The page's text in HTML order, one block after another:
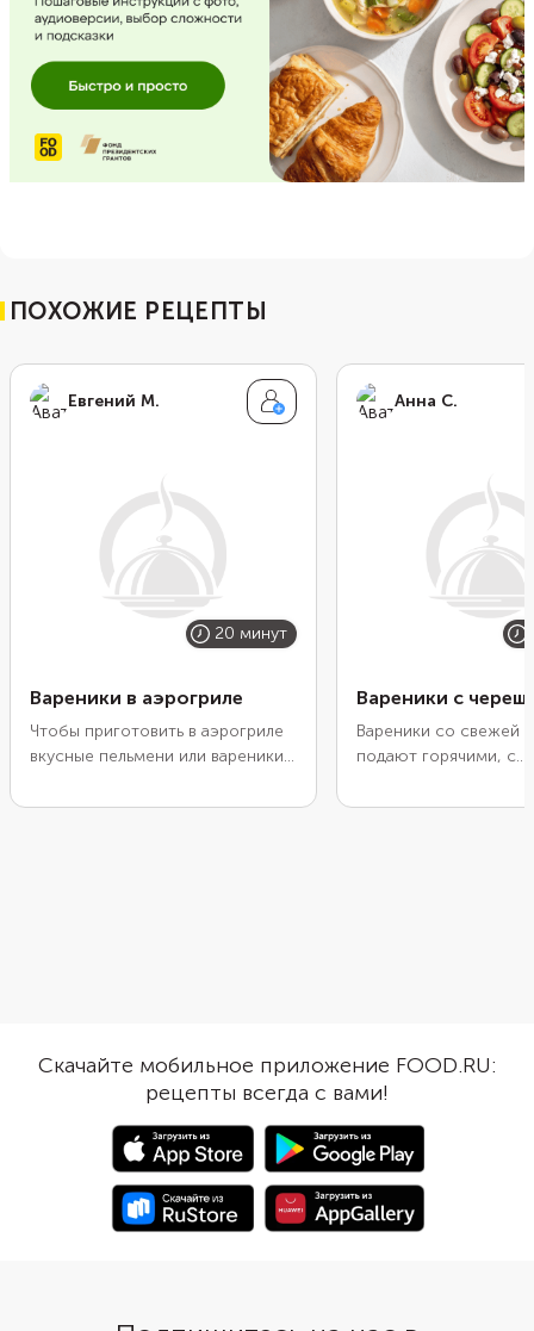
ПОХОЖИЕ РЕЦЕПТЫ
Евгений М.
20 минут
Вареники в аэрогриле
Чтобы приготовить в аэрогриле
вкусные пельмени или вареники,
потребуется даже
Анна С.
Вареники с
Вареники со свежей
подают горячими, с
маслом, и сметаной.
края теста, чтобы
раскрылись во время
Скачайте мобильное приложение FOOD.RU:
рецепты всегда с вами!